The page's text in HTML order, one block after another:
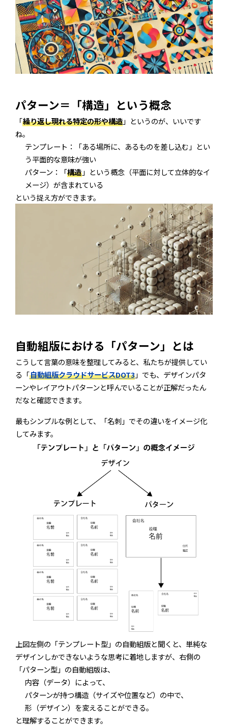
DOT3 企画・デザイン・編集
パターン＝「構造」という概念
「繰り返し現れる特定の形や構造 」というのが、いいです
ね。
テンプレート：「ある場所に、あるものを差し込む」とい
う平面的な意味が強い
パターン：「構造 」という概念（平面に対して立体的なイ
メージ）が含まれている
という捉え方ができます。
自動組版における「パターン」とは
こうして言葉の意味を整理してみると、私たちが提供してい
る「自動組版クラウドサービスDOT3 」でも、デザインパタ
ーンやレイアウトパターンと呼んでいることが正解だったん
だなと確認できます。
最もシンプルな例として、「名刺」でその違いをイメージ化
してみます。
上図左側の「テンプレート型」の自動組版と聞くと、単純な
デザインしかできないような思考に着地しますが、右側の
「パターン型」の自動組版は、
内容（データ）によって、
パターンが持つ構造（サイズや位置など）の中で、
形（デザイン）を変えることができる。
と理解することができます。